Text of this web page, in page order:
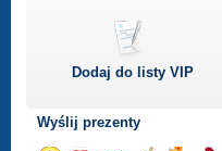
Dodaj do listyVIP
Wyślij prezenty